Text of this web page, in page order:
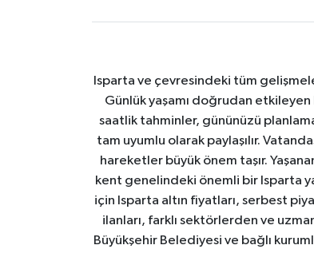
Isparta ve çevresindeki tüm
Günlük yaşamı doğrudan
saatlik tahminler, gününüzü
tam uyumlu olarak paylaşılır.
hareketler büyük önem taşır.
kent genelindeki önemli bir Isparta
için Isparta altın fiyatları, serbest
ilanları, farklı sektörlerden ve
Büyükşehir Belediyesi ve bağlı